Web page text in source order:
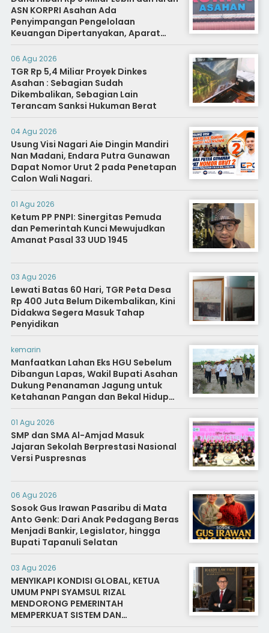
ASN KORPRI Asahan Ada
Penyimpangan Pengelolaan
Keuangan Dipertanyakan, Aparat
Diminta Segera Usut
06 Agu 2026
TGR Rp 5,4 Miliar Proyek Dinkes
Asahan : Sebagian Sudah
Dikembalikan, Sebagian Lain
Terancam Sanksi Hukuman Berat
04 Agu 2026
Usung Visi Nagari Aie Dingin Mandiri
Nan Madani, Endara Putra Gunawan
Dapat Nomor Urut 2 pada Penetapan
Calon Wali Nagari.
01 Agu 2026
Ketum PP PNPI: Sinergitas Pemuda
dan Pemerintah Kunci Mewujudkan
Amanat Pasal 33 UUD 1945
03 Agu 2026
Lewati Batas 60 Hari, TGR Peta Desa
Rp 400 Juta Belum Dikembalikan, Kini
Didakwa Segera Masuk Tahap
Penyidikan
kemarin
Manfaatkan Lahan Eks HGU Sebelum
Dibangun Lapas, Wakil Bupati Asahan
Dukung Penanaman Jagung untuk
Ketahanan Pangan dan Bekal Hidup
Warga Binaan
01 Agu 2026
SMP dan SMA Al-Amjad Masuk
Jajaran Sekolah Berprestasi Nasional
Versi Puspresnas
06 Agu 2026
Sosok Gus Irawan Pasaribu di Mata
Anto Genk: Dari Anak Pedagang Beras
Menjadi Bankir, Legislator, hingga
Bupati Tapanuli Selatan
03 Agu 2026
MENYIKAPI KONDISI GLOBAL, KETUA
UMUM PNPI SYAMSUL RIZAL
MENDORONG PEMERINTAH
MEMPERKUAT SISTEM DAN
INFRASTRUKTUR INTELIJEN NEGARA